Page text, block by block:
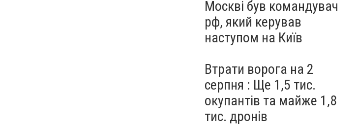
Москві був командувач
рф, який керував
наступом на Київ
Втрати ворога на 2
серпня : Ще 1,5 тис.
окупантів та майже 1,8
тис. дронів